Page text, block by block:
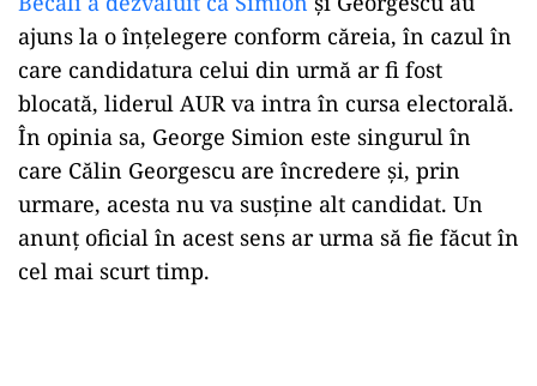
ajuns la o înțelegere conform căreia, în cazul în
care candidatura celui din urmă ar fi fost
blocată, liderul AUR va intra în cursa electorală.
În opinia sa, George Simion este singurul în
care Călin Georgescu are încredere și, prin
urmare, acesta nu va susține alt candidat. Un
anunț oficial în acest sens ar urma să fie făcut în
cel mai scurt timp.